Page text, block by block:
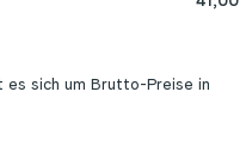
es sich um Brutto-Preise in